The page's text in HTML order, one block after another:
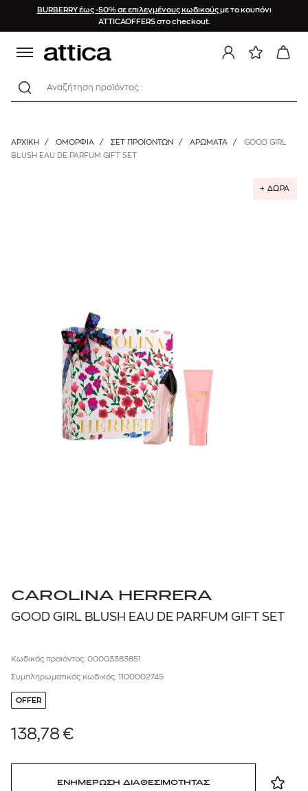
BURBERRY έως -50% σε επιλεγμένους κωδικούςμε το κουπόνι
ATTICAOFFERS στο checkout.
Αναζήτηση προϊόντος :
ΑΡΧΙΚΉ / ΟΜΟΡΦΙΑ / ΣΕΤ ΠΡΟΪΌΝΤΩΝ / ΑΡΩΜΑΤΑ /
GOOD GIRL
BLUSH EAU DE PARFUM GIFT SET
+ ΔΩΡΑ
CAROLINA HERRERA
GOOD GIRL BLUSH EAU DE PARFUM GIFT SET
Κωδικός προϊόντος: 00003383851
Συμπληρωματικός κωδικός: 1100002745
OFFER
138,78 €
ΕΝΗΜΕΡΩΣΗ ΔΙΑΘΕΣΙΜΟΤΗΤΑΣ